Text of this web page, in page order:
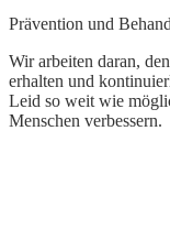
Prävention und
Wir arbeiten daran,
erhalten und
Leid so weit wie
Menschen verbessern.